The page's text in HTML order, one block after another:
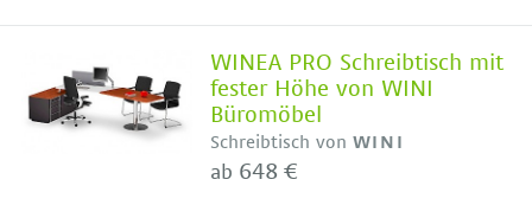
WINEA PRO Schreibtisch mit
fester Höhe von WINI
Büromöbel
Schreibtisch von WINI
ab 648 €